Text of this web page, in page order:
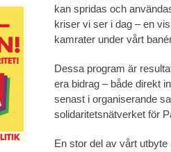
kan spridas och
kriser vi ser i dag – en
kamrater under vårt
Dessa program är
era bidrag – både direkt
senast i organiserande
solidaritetsnätverket för
En stor del av vårt